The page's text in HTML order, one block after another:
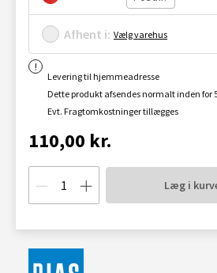
Afhent i: Vælg varehus
Levering til hjemmeadresse
Dette produkt afsendes normalt inden for
Evt. Fragtomkostninger tillægges
110,00 kr.
Læg i